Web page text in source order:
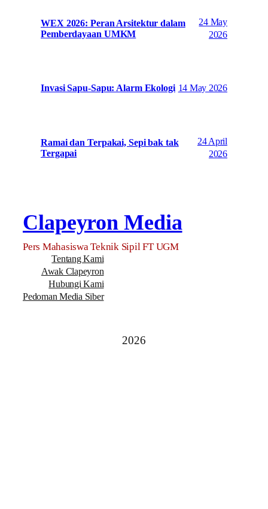
WEX 2026: Peran Arsitektur dalam
Pemberdayaan UMKM
24 May
2026
Invasi Sapu-Sapu: Alarm Ekologi 14 May 2026
Ramai dan Terpakai, Sepi bak tak
Tergapai
24 April
2026
Clapeyron Media
Pers Mahasiswa Teknik Sipil FT UGM
Tentang Kami
Awak Clapeyron
Hubungi Kami
Pedoman Media Siber
2026